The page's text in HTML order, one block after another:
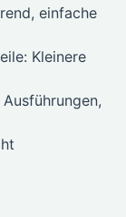
einfache
Kleinere